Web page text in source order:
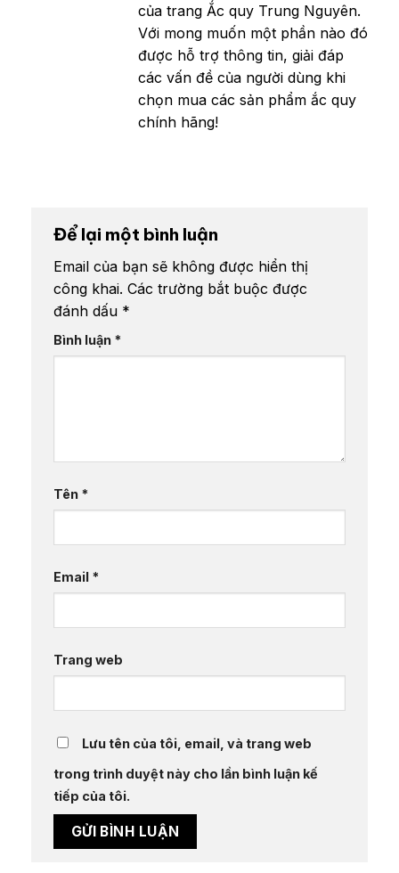
của trang Ắc quy Trung Nguyên.
Với mong muốn một phần nào đó
được hỗ trợ thông tin, giải đáp
các vấn đề của người dùng khi
chọn mua các sản phẩm ắc quy
chính hãng!
Để lại một bình luận
Email của bạn sẽ không được hiển thị
công khai. Các trường bắt buộc được
đánh dấu *
Bình luận *
Tên *
Email *
Trang web
Lưu tên của tôi, email, và trang web
trong trình duyệt này cho lần bình luận kế
tiếp của tôi.